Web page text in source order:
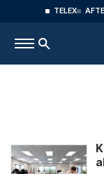
TELEX